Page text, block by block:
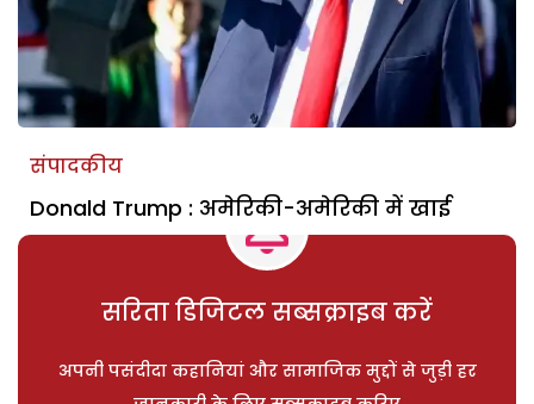
संपादकीय
Donald Trump : अमेरिकी-अमेरिकी में खाई
सरिता डिजिटल सब्सक्राइब करें
अपनी पसंदीदा कहानियां और सामाजिक मुद्दों से जुड़ी हर